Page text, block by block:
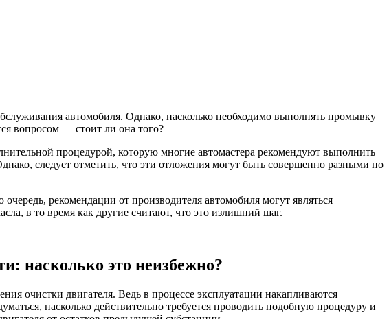
автомобиля. Однако, насколько необходимо выполнять промывку
вопросом — стоит ли она того?
процедурой, которую многие автомастера рекомендуют выполнить
следует отметить, что эти отложения могут быть совершенно разными по
рекомендации от производителя автомобиля могут являться
в то время как другие считают, что это излишний шаг.
насколько это неизбежно?
очистки двигателя. Ведь в процессе эксплуатации накапливаются
насколько действительно требуется проводить подобную процедуру и